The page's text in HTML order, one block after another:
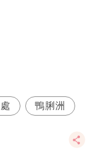
鴨脷洲